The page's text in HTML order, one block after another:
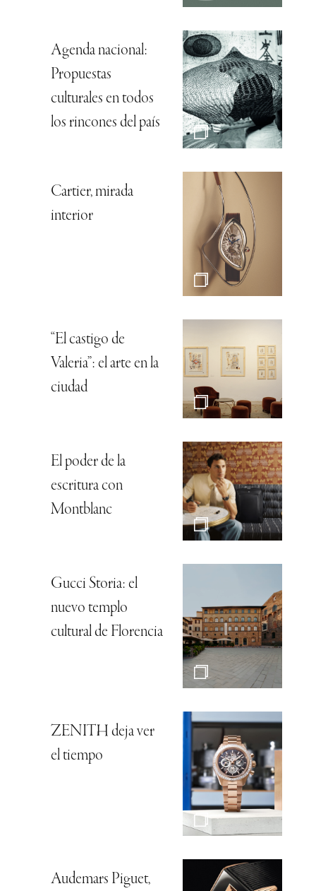
Agenda nacional:
Propuestas
culturales en todos
los rincones del país
Cartier, mirada
interior
“El castigo de
Valeria”: el arte en la
ciudad
El poder de la
escritura con
Montblanc
Gucci Storia: el
nuevo templo
cultural de Florencia
ZENITH deja ver
el tiempo
Audemars Piguet,